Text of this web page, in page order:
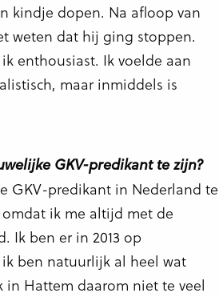
kindje dopen. Na afloop van
weten dat hij ging stoppen.
enthousiast. Ik voelde aan
maar inmiddels is
GKV-predikant te zijn?
GKV-predikant in Nederland te
ik me altijd met de
Ik ben er in 2013 op
ben natuurlijk al heel wat
Hattem daarom niet te veel